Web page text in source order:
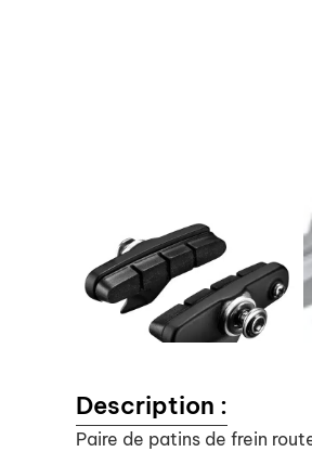
Description :
Paire de patins de frein